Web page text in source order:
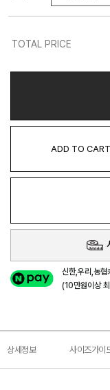
TOTAL PRICE
ADD TO CART
신한,우리,농
(10만원이상
상세정보 사이즈가이